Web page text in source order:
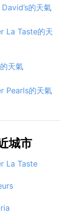
的天氣
Taste的天
天氣
的天氣
城市
La Taste